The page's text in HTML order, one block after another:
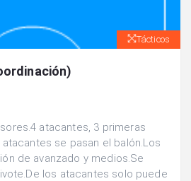
Tácticos
atacantes, 3 primeras
se pasan el balón.Los
de avanzado y medios.Se
los atacantes solo puede